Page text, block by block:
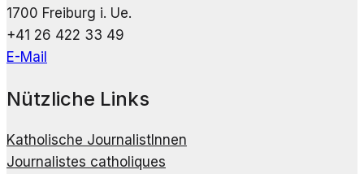
1700 Freiburg i. Ue.
+41 26 422 33 49
E-Mail
Nützliche Links
Katholische JournalistInnen
Journalistes catholiques